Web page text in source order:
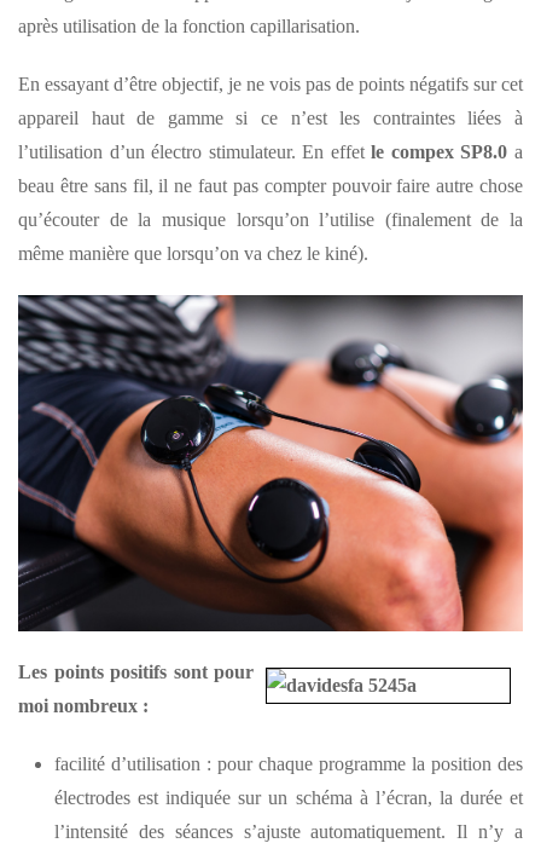
après utilisation de la fonction capillarisation.
En essayant d’être objectif, je ne vois pas de points négatifs sur cet
appareil haut de gamme si ce n’est les contraintes liées à
l’utilisation d’un électro stimulateur. En effetle compex SP8.0 a
beau être sans fil, il ne faut pas compter pouvoir faire autre chose
qu’écouter de la musique lorsqu’on l’utilise (finalement de la
même manière que lorsqu’on va chez le kiné).
Les points positifs sont pour
moi nombreux :
facilité d’utilisation : pour chaque programme la position des
électrodes est indiquée sur un schéma à l’écran, la durée et
l’intensité des séances s’ajuste automatiquement. Il n’y a